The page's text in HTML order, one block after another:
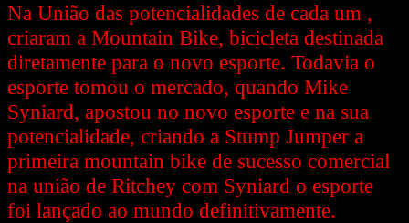
Na União das potencialidades de cada um ,
criaram a Mountain Bike, bicicleta destinada
diretamente para o novo esporte. Todavia o
esporte tomou o mercado, quando Mike
Syniard, apostou no novo esporte e na sua
potencialidade, criando a Stump Jumper a
primeira mountain bike de sucesso comercial
na união de Ritchey com Syniard o esporte
foi lançado ao mundo definitivamente.